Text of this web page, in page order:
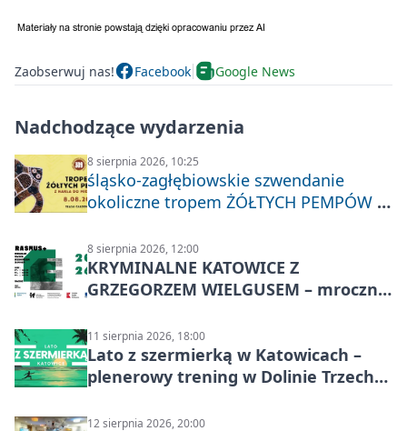
Zaobserwuj nas! Facebook Google News
Nadchodzące wydarzenia
8 sierpnia 2026, 10:25
śląsko-zagłębiowskie szwendanie
okoliczne tropem ŻÓŁTYCH PEMPÓW z
8 sierpnia 2026, 12:00
KRYMINALNE KATOWICE Z
GRZEGORZEM WIELGUSEM – mroczne
11 sierpnia 2026, 18:00
Lato z szermierką w Katowicach –
plenerowy trening w Dolinie Trzech
12 sierpnia 2026, 20:00